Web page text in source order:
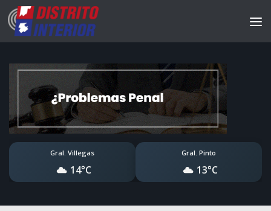
Gral. Villegas
14°C
Gral. Pinto
13°C